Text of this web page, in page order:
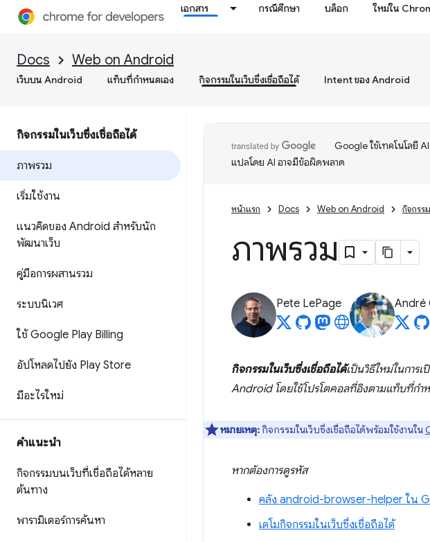
เอกสาร กรณีศึกษา บล็อก ใหม่ใน
Docs Web on Android
เว็บบน Android แท็บที่กำหนดเอง กิจกรรมในเว็บซึ่งเชื่อถือได้ Intent ของ Android
กิจกรรมในเว็บซึ่งเชื่อถือได้
ภาพรวม
เริ่มใช้งาน
แนวคิดของ Android สำหรับนัก
พัฒนาเว็บ
คู่มือการผสานรวม
ระบบนิเวศ
ใช้ Google Play Billing
อัปโหลดไปยัง Play Store
มีอะไรใหม่
คำแนะนำ
กิจกรรมบนเว็บที่เชื่อถือได้หลาย
ต้นทาง
พารามิเตอร์การค้นหา
Google ใช้เทคโนโลยี
แปลโดย AI อาจมีข้อผิดพลาด
หน้าแรก Docs Web on Android กิจกรร
ภาพรวม
Pete LePage André
กิจกรรมในเว็บซึ่งเชื่อถือได้เป็นวิธีใหม่ในการเ
Android โดยใช้โปรโตคอลที่อิงตามแท็บที่กำ
หมายเหตุ:กิจกรรมในเว็บซึ่งเชื่อถือได้พร้อมใช้งานใน
หากต้องการดูรหัส
คลัง android-browser-helper ใน
เดโมกิจกรรมในเว็บซึ่งเชื่อถือได้